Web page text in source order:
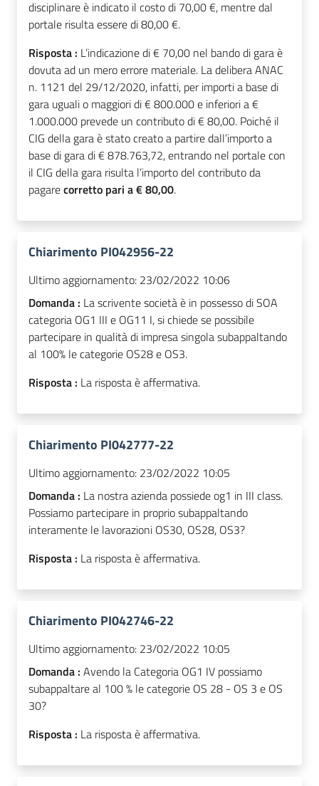
disciplinare è indicato il costo di 70,00 €, mentre dal
portale risulta essere di 80,00 €.
Risposta : L’indicazione di € 70,00 nel bando di gara è
dovuta ad un mero errore materiale. La delibera ANAC
n. 1121 del 29/12/2020, infatti, per importi a base di
gara uguali o maggiori di € 800.000 e inferiori a €
1.000.000 prevede un contributo di € 80,00. Poiché il
CIG della gara è stato creato a partire dall’importo a
base di gara di € 878.763,72, entrando nel portale con
il CIG della gara risulta l’importo del contributo da
pagarecorretto pari a € 80,00.
Chiarimento PI042956-22
Ultimo aggiornamento: 23/02/2022 10:06
Domanda : La scrivente società è in possesso di SOA
categoria OG1 III e OG11 I, si chiede se possibile
partecipare in qualità di impresa singola subappaltando
al 100% le categorie OS28 e OS3.
Risposta : La risposta è affermativa.
Chiarimento PI042777-22
Ultimo aggiornamento: 23/02/2022 10:05
Domanda : La nostra azienda possiede og1 in III class.
Possiamo partecipare in proprio subappaltando
interamente le lavorazioni OS30, OS28, OS3?
Risposta : La risposta è affermativa.
Chiarimento PI042746-22
Ultimo aggiornamento: 23/02/2022 10:05
Domanda : Avendo la Categoria OG1 IV possiamo
subappaltare al 100 % le categorie OS 28 - OS 3 e OS
30?
Risposta : La risposta è affermativa.